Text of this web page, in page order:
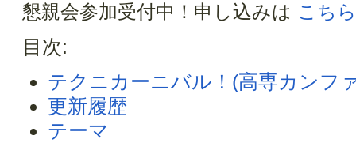
懇親会参加受付中！申し込みは こちら
目次:
テクニカーニバル！(高専カンフ
更新履歴
テーマ